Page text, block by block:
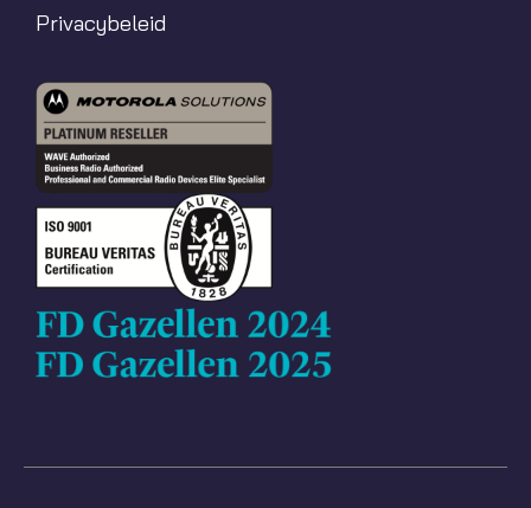
Privacybeleid